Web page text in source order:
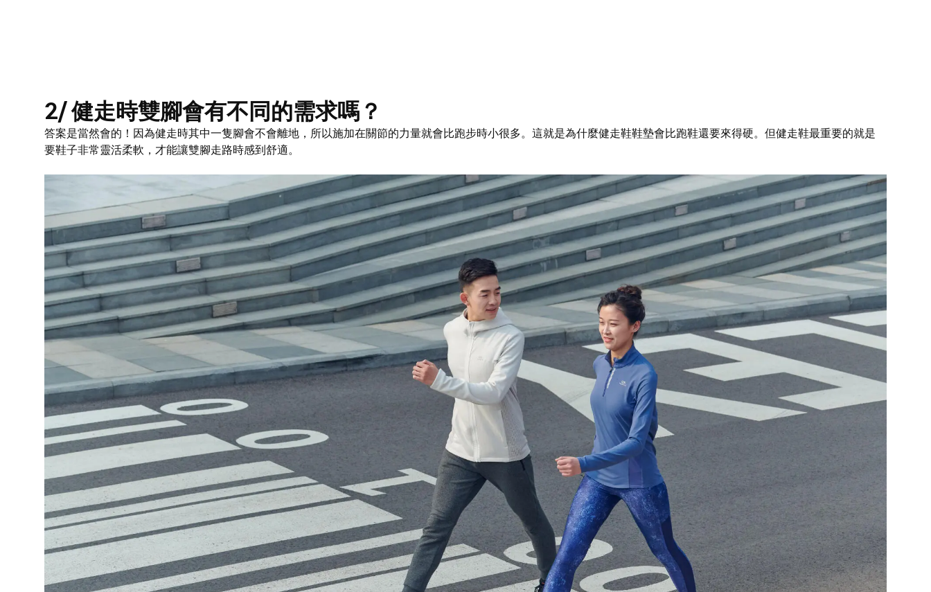
2/ 健走時雙腳會有不同的需求嗎？
答案是當然會的！因為健走時其中一隻腳會不會離地，所以施加在關節的力量就會比跑步時小很多。這就是為什麼健走鞋鞋墊會比跑鞋還要來得硬。但健走鞋最重要的就是
要鞋子非常靈活柔軟，才能讓雙腳走路時感到舒適。